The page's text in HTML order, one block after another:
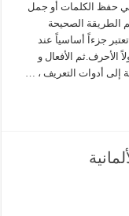
حفظ الكلمات أو جمل
الطريقة الصحيحة
جزءاً أساسياً عند
الأحرف.ثم الأفعال و
إلى أدوات التعريف ، …